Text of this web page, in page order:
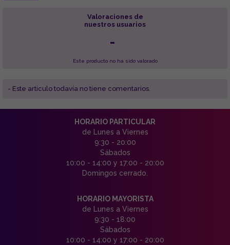
Valoraciones de
nuestros usuarios
-
Este producto no ha sido valorado
- Este articulo todavía no tiene comentarios.
HORARIO PARTICULAR
de Lunes a Viernes
9:30 - 20:00
Sábados
10:00 - 14:00 y 17:00 - 20:00
Domingos cerrado.
HORARIO MAYORISTA
de Lunes a Viernes
9:30 - 18:00
Sábados
10:00 - 14:00 y 17:00 - 20:00